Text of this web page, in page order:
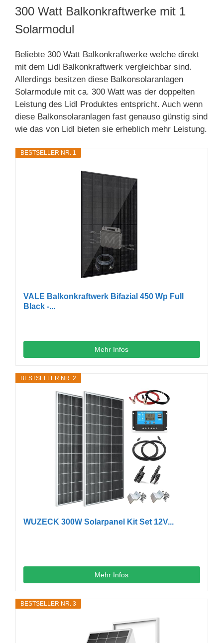
300 Watt Balkonkraftwerke mit 1
Solarmodul
Beliebte 300 Watt Balkonkraftwerke welche direkt
mit dem Lidl Balkonkraftwerk vergleichbar sind.
Allerdings besitzen diese Balkonsolaranlagen
Solarmodule mit ca. 300 Watt was der doppelten
Leistung des Lidl Produktes entspricht. Auch wenn
diese Balkonsolaranlagen fast genauso günstig sind
wie das von Lidl bieten sie erheblich mehr Leistung.
BESTSELLER NR. 1
VALE Balkonkraftwerk Bifazial 450 Wp Full
Black -...
Mehr Infos
BESTSELLER NR. 2
WUZECK 300W Solarpanel Kit Set 12V...
Mehr Infos
BESTSELLER NR. 3